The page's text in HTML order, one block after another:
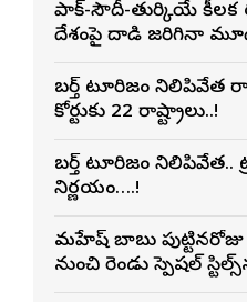
పాక్-సౌదీ-తుర్కియే కీలక
దేశంపై దాడి జరిగినా
బర్త్ టూరిజం నిలిపివేత
కోర్టుకు 22 రాష్ట్రాలు..!
బర్త్ టూరిజం నిలిపివేత..
నిర్ణయం….!
మహేష్ బాబు
నుంచి రెండు స్పెషల్